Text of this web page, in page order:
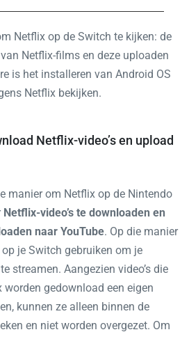
Netflix op de Switch te kijken: de
Netflix-films en deze uploaden
is het installeren van Android OS
Netflix bekijken.
Netflix-video’s en upload
manier om Netflix op de Nintendo
Netflix-video’s te downloaden en
naar YouTube. Op die manier
je Switch gebruiken om je
streamen. Aangezien video’s die
gedownload een eigen
kunnen ze alleen binnen de
en niet worden overgezet. Om